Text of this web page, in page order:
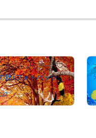
ユウトモ（フォトバッシュアーティスト） 1
大豊穣恵みの秋（フォトバッシュアート）
さんが保有中